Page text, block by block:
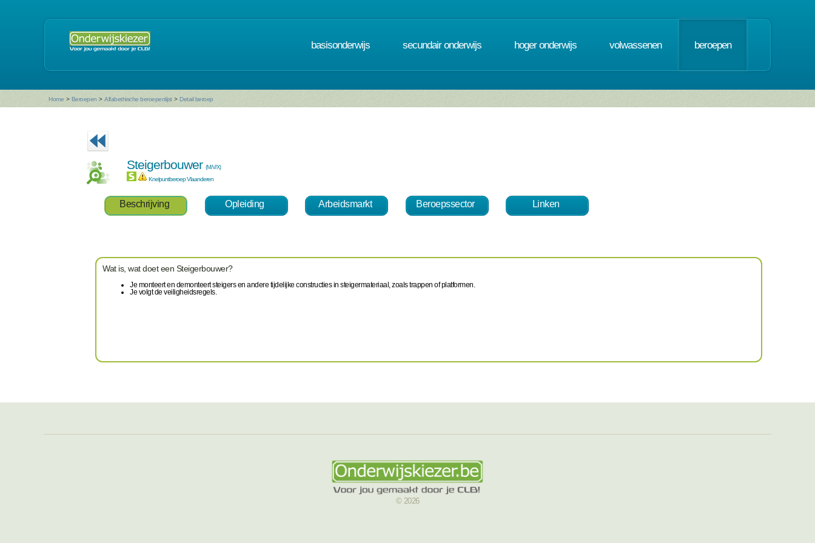
basisonderwijs secundair onderwijs hoger onderwijs volwassenen beroepen
Home > Beroepen > Alfabethische beroepenlijst > Detail beroep
Steigerbouwer (M/V/X)
Knelpuntberoep Vlaanderen
Beschrijving Opleiding Arbeidsmarkt Beroepssector Linken
Wat is, wat doet een Steigerbouwer?
Je monteert en demonteert steigers en andere tijdelijke constructies in steigermateriaal, zoals trappen of platformen.
Je volgt de veiligheidsregels.
© 2026